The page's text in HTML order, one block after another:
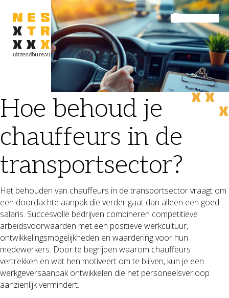
Hoe behoud je
chauffeurs in de
transportsector?
Het behouden van chauffeurs in de transportsector vraagt om
een doordachte aanpak die verder gaat dan alleen een goed
salaris. Succesvolle bedrijven combineren competitieve
arbeidsvoorwaarden met een positieve werkcultuur,
ontwikkelingsmogelijkheden en waardering voor hun
medewerkers. Door te begrijpen waarom chauffeurs
vertrekken en wat hen motiveert om te blijven, kun je een
werkgeversaanpak ontwikkelen die het personeelsverloop
aanzienlijk vermindert.